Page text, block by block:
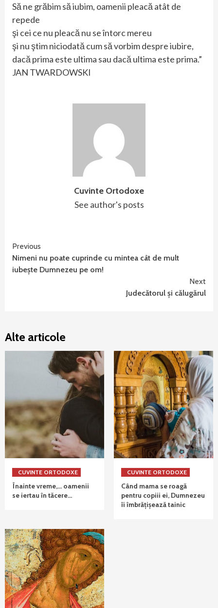
Să ne grăbim să iubim, oamenii pleacă atât de
repede
şi cei ce nu pleacă nu se întorc mereu
şi nu ştim niciodată cum să vorbim despre iubire,
dacă prima este ultima sau dacă ultima este prima.”
JAN TWARDOWSKI
Cuvinte Ortodoxe
See author's posts
Continue
Reading
Previous
Nimeni nu poate cuprinde cu mintea cât de mult
iubeşte Dumnezeu pe om!
Next
Judecătorul şi călugărul
Alte articole
CUVINTE ORTODOXE
Înainte vreme,… oamenii
se iertau în tăcere…
CUVINTE ORTODOXE
Când mama se roagă
pentru copiii ei, Dumnezeu
îi îmbrățișează tainic